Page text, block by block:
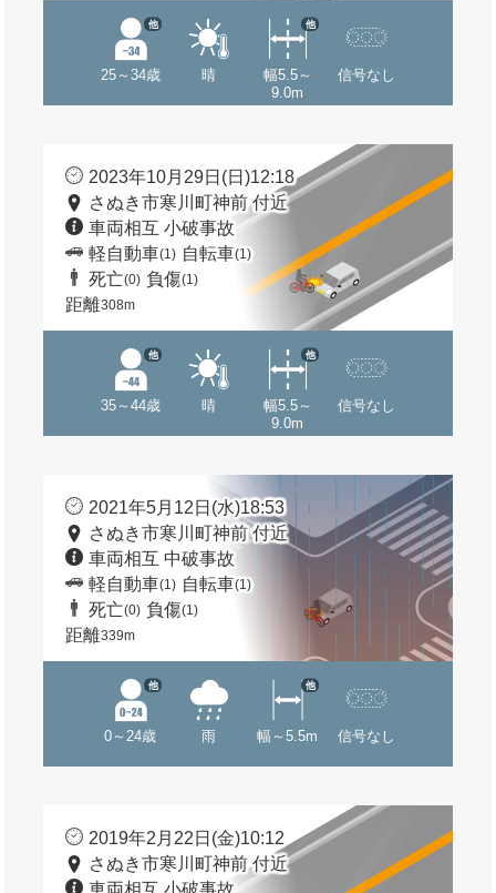
25～34歳
他
晴
幅5.5～
9.0m
他
信号なし
2023年10月29日(日)12:18
さぬき市寒川町神前 付近
車両相互 小破事故
軽自動車(1) 自転車(1)
死亡(0) 負傷(1)
距離308m
35～44歳
他
晴
幅5.5～
9.0m
他
信号なし
2021年5月12日(水)18:53
さぬき市寒川町神前 付近
車両相互 中破事故
軽自動車(1) 自転車(1)
死亡(0) 負傷(1)
距離339m
0～24歳
他
雨 幅～5.5m
他
信号なし
2019年2月22日(金)10:12
さぬき市寒川町神前 付近
車両相互 小破事故